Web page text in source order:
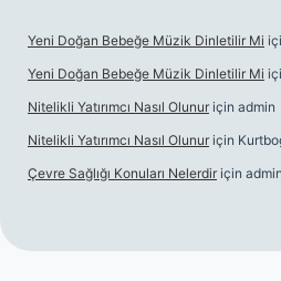
Yeni Doğan Bebeğe Müzik Dinletilir Mi
Yeni Doğan Bebeğe Müzik Dinletilir Mi
Nitelikli Yatırımcı Nasıl Olunur için admin
Nitelikli Yatırımcı Nasıl Olunur için
Çevre Sağlığı Konuları Nelerdir için admin